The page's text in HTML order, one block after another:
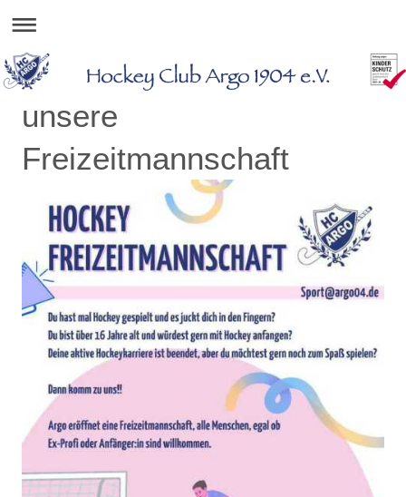
unsere
Freizeitmannschaft